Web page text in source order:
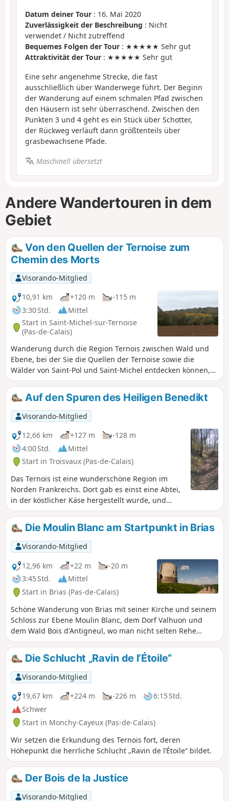
Datum deiner Tour : 16. Mai 2020
Zuverlässigkeit der Beschreibung : Nicht
verwendet / Nicht zutreffend
Bequemes Folgen der Tour : ★★★★★ Sehr gut
Attraktivität der Tour : ★★★★★ Sehr gut
Eine sehr angenehme Strecke, die fast
ausschließlich über Wanderwege führt. Der Beginn
der Wanderung auf einem schmalen Pfad zwischen
den Häusern ist sehr überraschend. Zwischen den
Punkten 3 und 4 geht es ein Stück über Schotter,
der Rückweg verläuft dann größtenteils über
grasbewachsene Pfade.
Maschinell übersetzt
Andere Wandertouren in dem
Gebiet
Von den Quellen der Ternoise zum
Chemin des Morts
Visorando-Mitglied
10,91 km
+120 m
-115 m
3:30 Std.
Mittel
Start in Saint-Michel-sur-Ternoise
(Pas-de-Calais)
Wanderung durch die Region Ternois zwischen Wald und
Ebene, bei der Sie die Quellen der Ternoise sowie die
Wälder von Saint-Pol und Saint-Michel entdecken können,
wo Sie mit etwas Glück und bei Stille Rehe beobachten
können. Vorsicht beim Durchqueren der Wälder während
der Jagdsaison.
Auf den Spuren des Heiligen Benedikt
Visorando-Mitglied
12,66 km
+127 m
-128 m
4:00 Std.
Mittel
Start in Troisvaux (Pas-de-Calais)
Das Ternois ist eine wunderschöne Region im
Norden Frankreichs. Dort gab es einst eine Abtei,
in der köstlicher Käse hergestellt wurde, und
noch heute gibt es ein Geschäft mit lokalen
Produkten.
Die Moulin Blanc am Startpunkt in Brias
Visorando-Mitglied
12,96 km
+22 m
-20 m
3:45 Std.
Mittel
Start in Brias (Pas-de-Calais)
Schöne Wanderung von Brias mit seiner Kirche und seinem
Schloss zur Ebene Moulin Blanc, dem Dorf Valhuon und
dem Wald Bois d'Antigneul, wo man nicht selten Rehe
antrifft. Dieser Rundweg ist größtenteils gelb markiert,
leicht zu folgen und ohne Schwierigkeiten zu bewältigen.
Die Schlucht „Ravin de l’Étoile“
Visorando-Mitglied
19,67 km
+224 m -226 m
6:15 Std.
Schwer
Start in Monchy-Cayeux (Pas-de-Calais)
Wir setzen die Erkundung des Ternois fort, deren
Höhepunkt die herrliche Schlucht „Ravin de l’Étoile“ bildet.
Der Bois de la Justice
Visorando-Mitglied